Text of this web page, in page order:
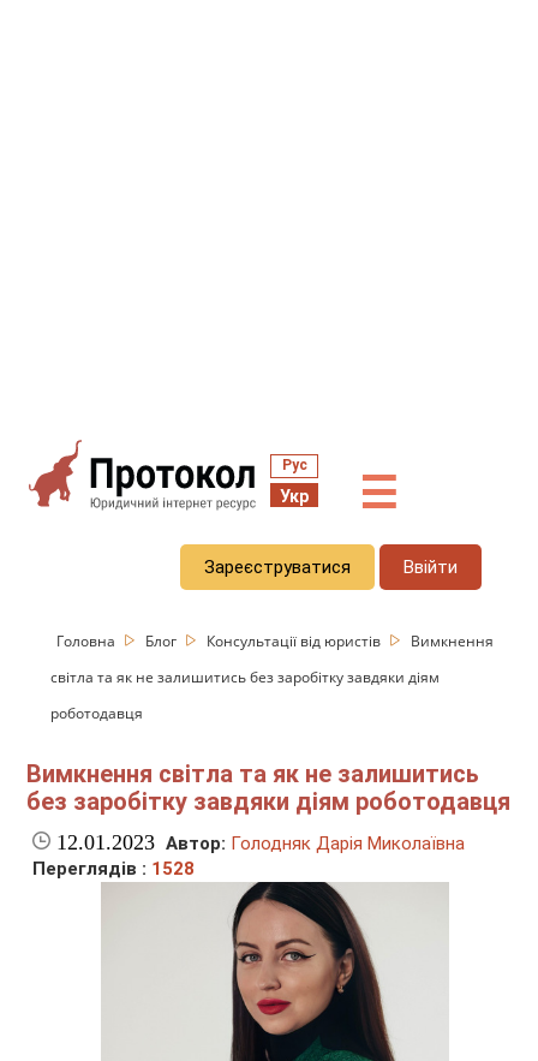
Рус
Укр ☰
Зареєструватися Ввійти
Головна Блог Консультації від юристів
Вимкнення
світла та як не залишитись без заробітку завдяки діям
роботодавця
Вимкнення світла та як не залишитись
без заробітку завдяки діям роботодавця
12.01.2023 Автор: Голодняк Дарія Миколаївна
Переглядів : 1528